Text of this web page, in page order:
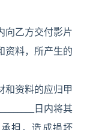
向乙方交付影片
资料，所产生的
和资料的应归甲
日内将其
担，造成损坏